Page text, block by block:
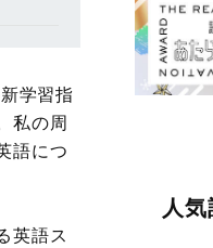
学習指
私の周
語につ
英語ス
人